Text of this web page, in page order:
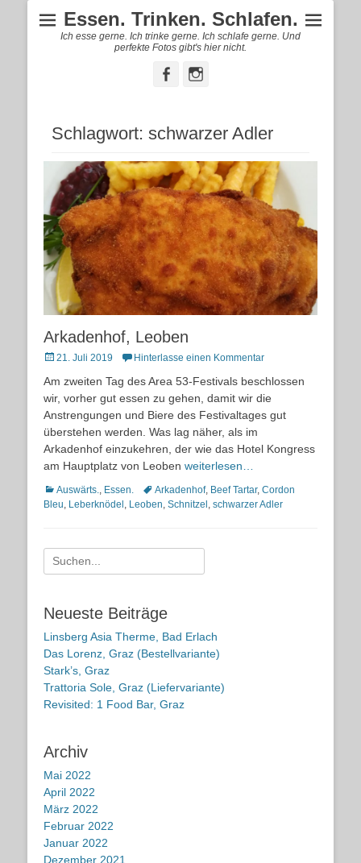
Essen. Trinken. Schlafen.
Ich esse gerne. Ich trinke gerne. Ich schlafe gerne. Und
perfekte Fotos gibt's hier nicht.
FacebookInstagram
Schlagwort: schwarzer Adler
Arkadenhof, Leoben
Posted
21. Juli 2019 Hinterlasse einen Kommentar
Am zweiten Tag des Area 53-Festivals beschlossen
wir, vorher gut essen zu gehen, damit wir die
Anstrengungen und Biere des Festivaltages gut
überstehen werden. Was lag näher, als im
Arkadenhof einzukehren, der wie das Hotel Kongress
am Hauptplatz von Leoben weiterlesen…
Kategorien
Auswärts., Essen. Schlagworte
Arkadenhof, Beef Tartar, Cordon
Bleu, Leberknödel , Leoben, Schnitzel , schwarzer Adler
Suche
nach:
Neueste Beiträge
Linsberg Asia Therme, Bad Erlach
Das Lorenz, Graz (Bestellvariante)
Stark’s, Graz
Trattoria Sole, Graz (Liefervariante)
Revisited: 1 Food Bar, Graz
Archiv
Mai 2022
April 2022
März 2022
Februar 2022
Januar 2022
Dezember 2021